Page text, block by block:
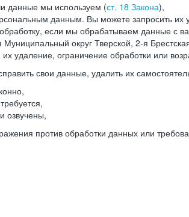
данные мы используем (ст. 18 Закона),
данным. Вы можете запросить их
если мы обрабатываем данные с
Муниципальный округ Тверской, 2-я
удаление, ограничение обработки или
свои данные, удалить их
озвучены,
против обработки данных или